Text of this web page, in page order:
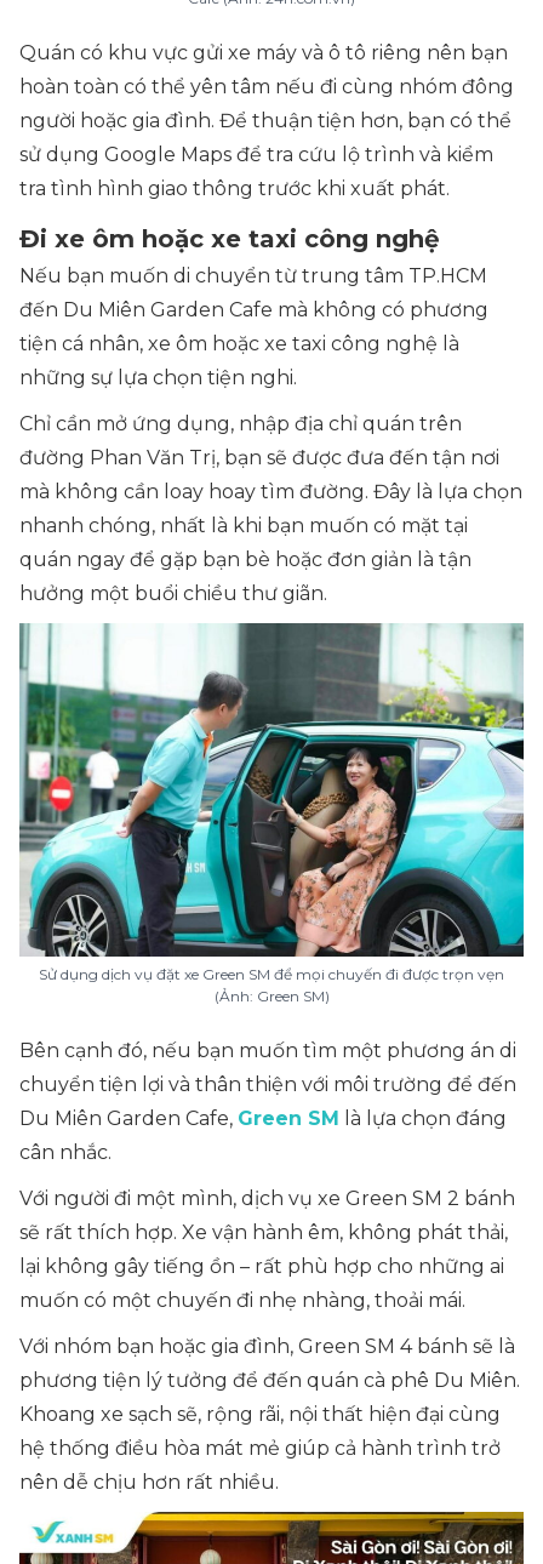
Quán có khu vực gửi xe máy và ô tô riêng nên bạn
hoàn toàn có thể yên tâm nếu đi cùng nhóm đông
người hoặc gia đình. Để thuận tiện hơn, bạn có thể
sử dụng Google Maps để tra cứu lộ trình và kiểm
tra tình hình giao thông trước khi xuất phát.
Đi xe ôm hoặc xe taxi công nghệ
Nếu bạn muốn di chuyển từ trung tâm TP.HCM
đến Du Miên Garden Cafe mà không có phương
tiện cá nhân, xe ôm hoặc xe taxi công nghệ là
những sự lựa chọn tiện nghi.
Chỉ cần mở ứng dụng, nhập địa chỉ quán trên
đường Phan Văn Trị, bạn sẽ được đưa đến tận nơi
mà không cần loay hoay tìm đường. Đây là lựa chọn
nhanh chóng, nhất là khi bạn muốn có mặt tại
quán ngay để gặp bạn bè hoặc đơn giản là tận
hưởng một buổi chiều thư giãn.
Sử dụng dịch vụ đặt xe Green SM để mọi chuyến đi được trọn vẹn
(Ảnh: Green SM)
Bên cạnh đó, nếu bạn muốn tìm một phương án di
chuyển tiện lợi và thân thiện với môi trường để đến
Du Miên Garden Cafe, Green SM là lựa chọn đáng
cân nhắc.
Với người đi một mình, dịch vụ xe Green SM 2 bánh
sẽ rất thích hợp. Xe vận hành êm, không phát thải,
lại không gây tiếng ồn – rất phù hợp cho những ai
muốn có một chuyến đi nhẹ nhàng, thoải mái.
Với nhóm bạn hoặc gia đình, Green SM 4 bánh sẽ là
phương tiện lý tưởng để đến quán cà phê Du Miên.
Khoang xe sạch sẽ, rộng rãi, nội thất hiện đại cùng
hệ thống điều hòa mát mẻ giúp cả hành trình trở
nên dễ chịu hơn rất nhiều.